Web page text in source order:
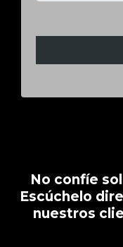
No confíe
Escúchelo
nuestros